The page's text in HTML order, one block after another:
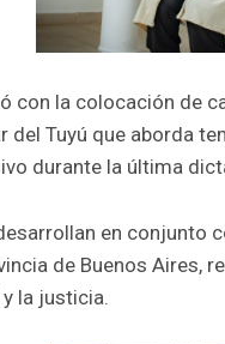
con la colocación de
del Tuyú que aborda
durante la última
en conjunto
de Buenos Aires,
la justicia.